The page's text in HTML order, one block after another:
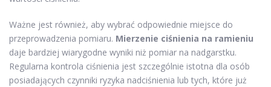
Ważne jest również, aby wybrać odpowiednie miejsce do
przeprowadzenia pomiaru. Mierzenie ciśnienia na ramieniu
daje bardziej wiarygodne wyniki niż pomiar na nadgarstku.
Regularna kontrola ciśnienia jest szczególnie istotna dla osób
posiadających czynniki ryzyka nadciśnienia lub tych, które już